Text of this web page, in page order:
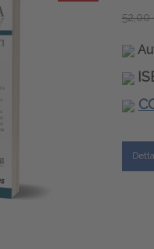
52,00